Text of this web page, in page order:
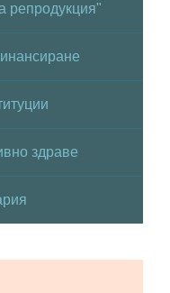
репродукция"
здраве